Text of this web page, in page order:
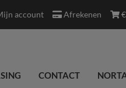
€
Afrekenen
account
CONTACT